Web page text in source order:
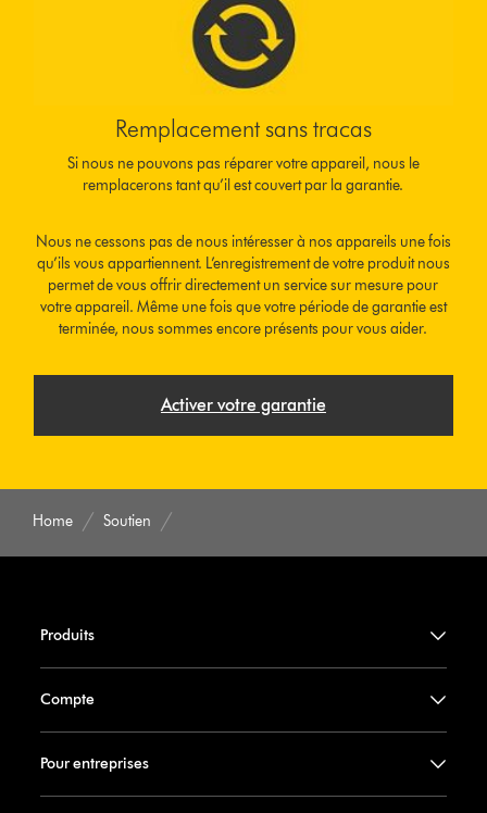
Remplacement sans tracas
Si nous ne pouvons pas réparer votre appareil, nous le
remplacerons tant qu’il est couvert par la garantie.
Nous ne cessons pas de nous intéresser à nos appareils une fois
qu’ils vous appartiennent. L’enregistrement de votre produit nous
permet de vous offrir directement un service sur mesure pour
votre appareil. Même une fois que votre période de garantie est
terminée, nous sommes encore présents pour vous aider.
Activer votre garantie
Home Soutien
Produits
Compte
Pour entreprises